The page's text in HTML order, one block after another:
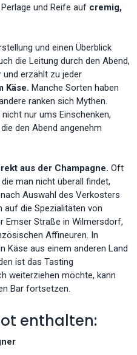
und Reife auf cremig,
und einen Überblick
die Leitung durch den Abend,
und erzählt zu jeder
Käse.Manche Sorten haben
ranken sich Mythen.
nur ums Einschenken,
den Abend angenehm
aus der Champagne.Oft
man nicht überall findet,
Auswahl des Verkosters
auf die Spezialitäten von
Emser Straße in Wilmersdorf,
Affineuren. In
Käse aus einem anderen Land
ist das Tasting
weiterziehen möchte, kann
Bar fortsetzen.
enthalten: